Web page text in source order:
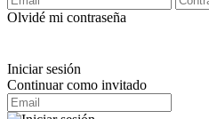
Olvidé mi contraseña
Iniciar sesión
Continuar como invitado